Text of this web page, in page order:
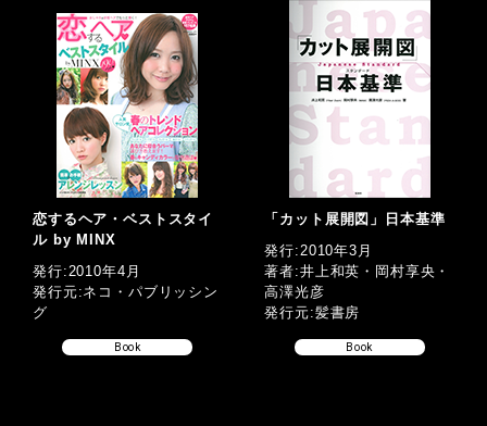
恋するヘア・ベストスタイ
ル by MINX
発行:2010年4月
発行元:ネコ・パブリッシン
グ
Book
「カット展開図」日本基準
発行:2010年3月
著者:井上和英・岡村享央・
高澤光彦
発行元:髪書房
Book